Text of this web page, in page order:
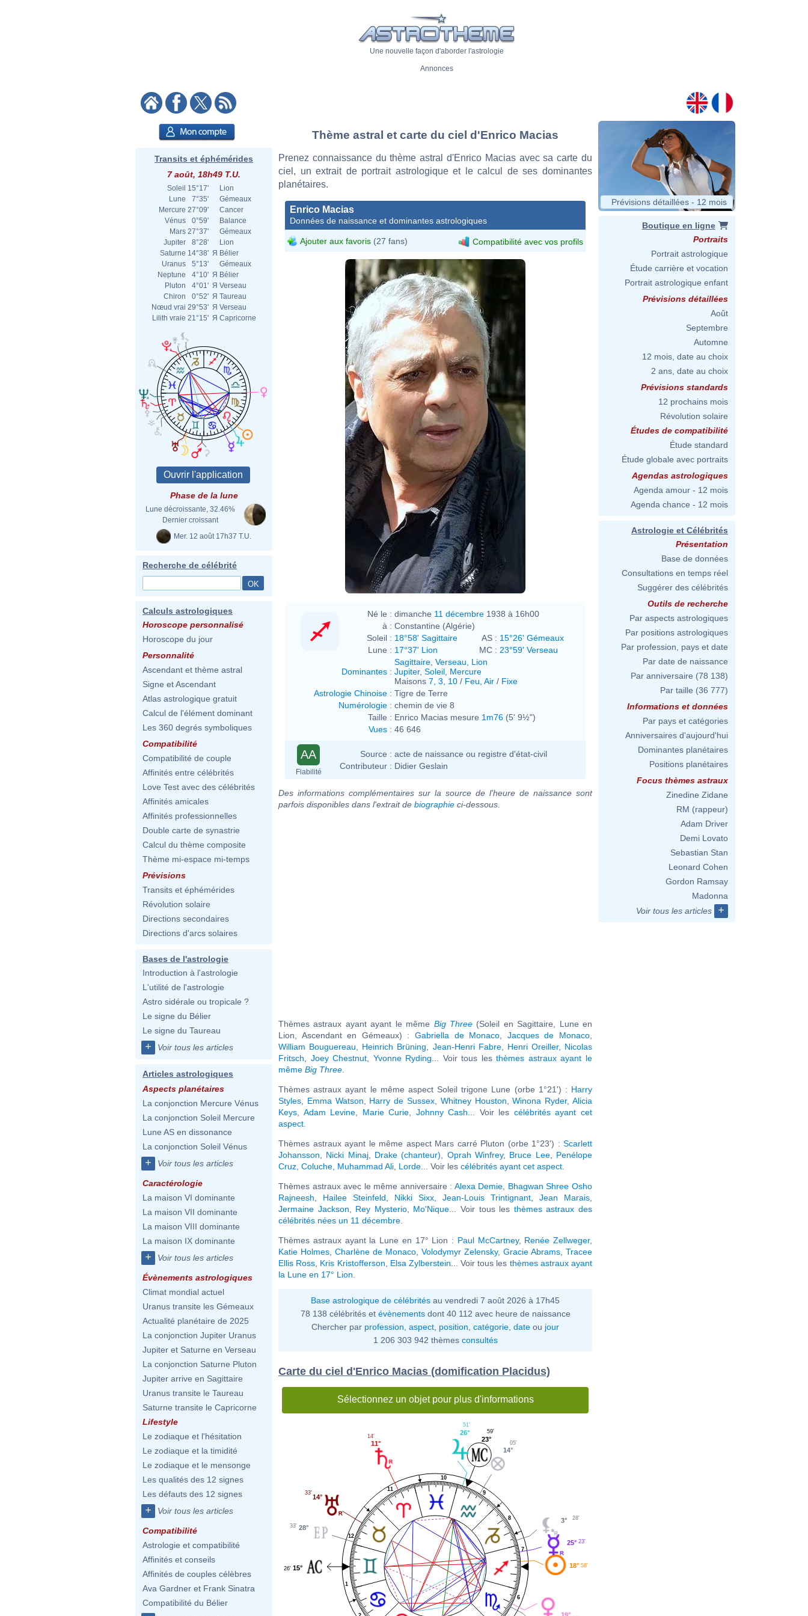
Une nouvelle façon d'aborder l'astrologie
Annonces
Transits et éphémérides
7 août, 18h49 T.U.
Soleil 15°17'
Lion
Lune
7°35'
Gémeaux
Mercure 27°09'
Cancer
Vénus
0°59'
Balance
Mars 27°37'
Gémeaux
Jupiter
8°28'
Lion
Saturne 14°38' Я Bélier
Uranus
5°13'
Gémeaux
Neptune
4°10' Я Bélier
Pluton
4°01' Я Verseau
Chiron
0°52' Я Taureau
Nœud vrai 29°53' Я Verseau
Lilith vraie 21°15' Я Capricorne
Phase de la lune
Lune décroissante, 32.46%
Dernier croissant
Mer. 12 août 17h37 T.U.
Recherche de célébrité
Calculs astrologiques
Horoscope personnalisé
Horoscope du jour
Personnalité
Ascendant et thème astral
Signe et Ascendant
Atlas astrologique gratuit
Calcul de l'élément dominant
Les 360 degrés symboliques
Compatibilité
Compatibilité de couple
Affinités entre célébrités
Love Test avec des célébrités
Affinités amicales
Affinités professionnelles
Double carte de synastrie
Calcul du thème composite
Thème mi-espace mi-temps
Prévisions
Transits et éphémérides
Révolution solaire
Directions secondaires
Directions d'arcs solaires
Bases de l'astrologie
Introduction à l'astrologie
L'utilité de l'astrologie
Astro sidérale ou tropicale ?
Le signe du Bélier
Le signe du Taureau
+ Voir tous les articles
Articles astrologiques
Aspects planétaires
La conjonction Mercure Vénus
La conjonction Soleil Mercure
Lune AS en dissonance
La conjonction Soleil Vénus
+ Voir tous les articles
Caractérologie
La maison VI dominante
La maison VII dominante
La maison VIII dominante
La maison IX dominante
+ Voir tous les articles
Évènements astrologiques
Climat mondial actuel
Uranus transite les Gémeaux
Actualité planétaire de 2025
La conjonction Jupiter Uranus
Jupiter et Saturne en Verseau
La conjonction Saturne Pluton
Jupiter arrive en Sagittaire
Uranus transite le Taureau
Saturne transite le Capricorne
Lifestyle
Le zodiaque et l'hésitation
Le zodiaque et la timidité
Le zodiaque et le mensonge
Les qualités des 12 signes
Les défauts des 12 signes
+ Voir tous les articles
Compatibilité
Astrologie et compatibilité
Affinités et conseils
Affinités de couples célèbres
Ava Gardner et Frank Sinatra
Compatibilité du Bélier
Thème astral et carte du ciel d'Enrico Macias
Prenez connaissance du thème astral d'Enrico Macias avec sa carte du
ciel, un extrait de portrait astrologique et le calcul de ses dominantes
planétaires.
Enrico Macias
Données de naissance et dominantes astrologiques
Ajouter aux favoris (27 fans) Compatibilité avec vos profils
Né le : dimanche 11 décembre 1938 à 16h00
à : Constantine (Algérie)
Soleil : 18°58' Sagittaire AS : 15°26' Gémeaux
Lune : 17°37' Lion MC : 23°59' Verseau
Dominantes :
Sagittaire Verseau
Lion
Jupiter, Soleil Mercure
Maisons 7 3 10 / Feu Air / Fixe
Astrologie Chinoise : Tigre de Terre
Numérologie : chemin de vie 8
Taille : Enrico Macias mesure 1m76 (5' 9½")
Vues : 46 646
AA
Fiabilité
Source : acte de naissance ou registre d'état-civil
Contributeur : Didier Geslain
Des informations complémentaires sur la source de l'heure de naissance sont
parfois disponibles dans l'extrait de biographie ci-dessous.
Thèmes astraux ayant ayant le même Big Three(Soleil en Sagittaire, Lune en
Lion, Ascendant en Gémeaux) : Gabriella de Monaco Jacques de Monaco
William Bouguereau
Heinrich Brüning Jean-Henri Fabre, Henri Oreiller, Nicolas
Fritsch
Joey Chestnut Yvonne Ryding ... Voir tous lesthèmes astraux ayant le
même Big Three
Thèmes astraux ayant le même aspect Soleil trigone Lune (orbe 1°21') : Harry
Styles
Emma Watson Harry de Sussex Whitney Houston ,Winona Ryder,Alicia
Keys
Adam Levine Marie Curie Johnny Cash ... Voir les célébrités ayant cet
aspect
Thèmes astraux ayant le même aspect Mars carré Pluton (orbe 1°23') : Scarlett
Johansson
Nicki Minaj, Drake (chanteur) Oprah Winfrey, Bruce Lee, Penélope
Cruz Coluche Muhammad Ali Lorde ... Voir les célébrités ayant cet aspect
Thèmes astraux avec le même anniversaire : Alexa Demie
Bhagwan Shree Osho
Rajneesh
Hailee Steinfeld Nikki Sixx Jean-Louis Trintignant Jean Marais
Jermaine Jackson
Rey Mysterio, Mo'Nique ... Voir tous les thèmes astraux des
célébrités nées un 11 décembre
Thèmes astraux ayant la Lune en 17° Lion : Paul McCartney, Renée Zellweger,
Katie Holmes Charlène de Monaco Volodymyr Zelensky, Gracie Abrams Tracee
Ellis Ross Kris Kristofferson Elsa Zylberstein ... Voir tous les thèmes astraux ayant
la Lune en 17° Lion
Base astrologique de célébrités au vendredi 7 août 2026 à 17h45
78 138 célébrités et évènementsdont 40 112 avec heure de naissance
Chercher par profession aspect position catégorie date ou jour
1 206 303 942 thèmes consultés
Carte du ciel d'Enrico Macias (domification Placidus)
Sélectionnez un objet pour plus d'informations
1
6
7
8
9
10
11
12
18° 58'
25° 23'
3° 28'
14°
05'
23°
59'
26°
51'
11°
14'
14°
33'
28°
33'
15°
26'
Prévisions détaillées - 12 mois
Boutique en ligne
Portraits
Portrait astrologique
Étude carrière et vocation
Portrait astrologique enfant
Prévisions détaillées
Août
Septembre
Automne
12 mois, date au choix
2 ans, date au choix
Prévisions standards
12 prochains mois
Révolution solaire
Études de compatibilité
Étude standard
Étude globale avec portraits
Agendas astrologiques
Agenda amour - 12 mois
Agenda chance - 12 mois
Astrologie et Célébrités
Présentation
Base de données
Consultations en temps réel
Suggérer des célébrités
Outils de recherche
Par aspects astrologiques
Par positions astrologiques
Par profession, pays et date
Par date de naissance
Par anniversaire (78 138)
Par taille (36 777)
Informations et données
Par pays et catégories
Anniversaires d'aujourd'hui
Dominantes planétaires
Positions planétaires
Focus thèmes astraux
Zinedine Zidane
RM (rappeur)
Adam Driver
Demi Lovato
Sebastian Stan
Leonard Cohen
Gordon Ramsay
Madonna
Voir tous les articles
+